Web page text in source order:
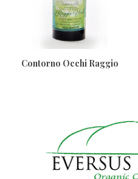
Contorno Occhi Raggio